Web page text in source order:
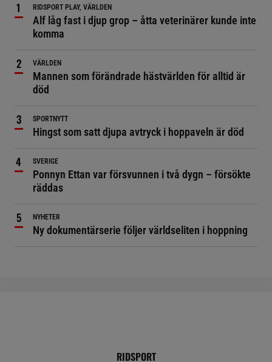
RIDSPORT PLAY, VÄRLDEN
Alf låg fast i djup grop – åtta veterinärer kunde inte
komma
VÄRLDEN
Mannen som förändrade hästvärlden för alltid är
död
SPORTNYTT
Hingst som satt djupa avtryck i hoppaveln är död
SVERIGE
Ponnyn Ettan var försvunnen i två dygn – försökte
räddas
NYHETER
Ny dokumentärserie följer världseliten i hoppning
RIDSPORT